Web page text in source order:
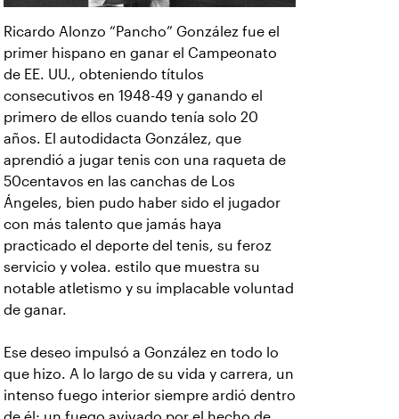
Ricardo Alonzo “Pancho” González fue el
primer hispano en ganar el Campeonato
de EE. UU., obteniendo títulos
consecutivos en 1948-49 y ganando el
primero de ellos cuando tenía solo 20
años. El autodidacta González, que
aprendió a jugar tenis con una raqueta de
50centavos en las canchas de Los
Ángeles, bien pudo haber sido el jugador
con más talento que jamás haya
practicado el deporte del tenis, su feroz
servicio y volea. estilo que muestra su
notable atletismo y su implacable voluntad
de ganar.
Ese deseo impulsó a González en todo lo
que hizo. A lo largo de su vida y carrera, un
intenso fuego interior siempre ardió dentro